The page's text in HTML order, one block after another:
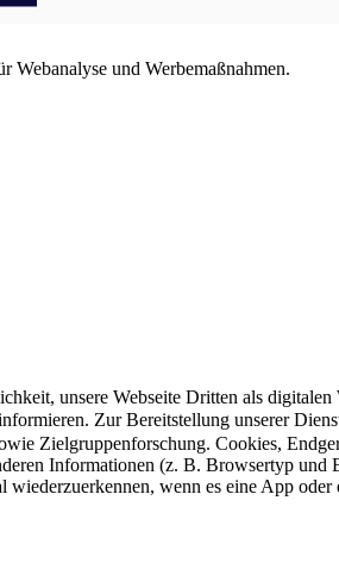
und Werbemaßnahmen.
unsere Webseite Dritten als
Zur Bereitstellung unserer
Zielgruppenforschung. Cookies,
Informationen (z. B. Browsertyp
wenn es eine App